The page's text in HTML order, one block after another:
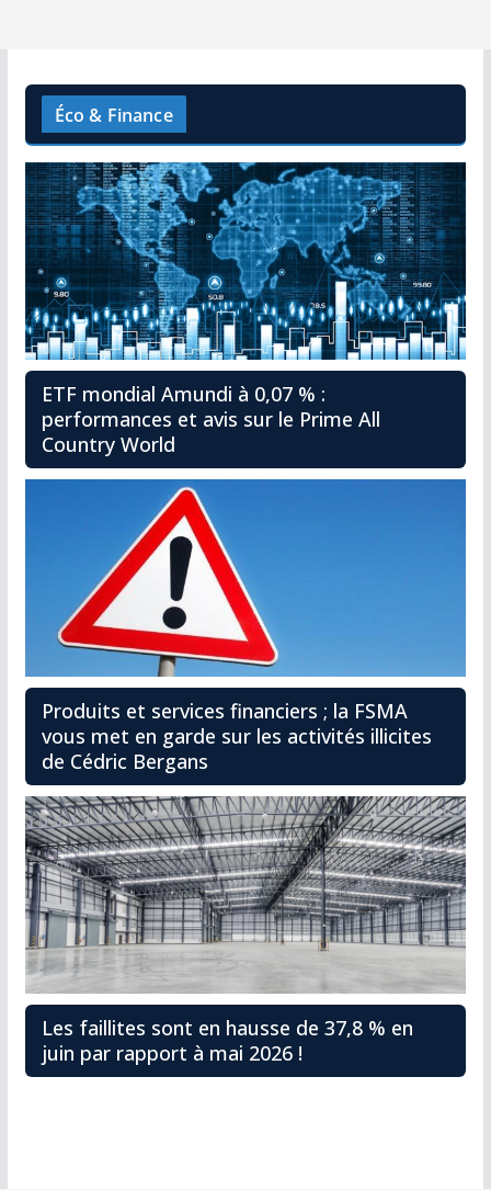
Éco & Finance
ETF mondial Amundi à 0,07 % :
performances et avis sur le Prime All
Country World
Produits et services financiers ; la FSMA
vous met en garde sur les activités illicites
de Cédric Bergans
Les faillites sont en hausse de 37,8 % en
juin par rapport à mai 2026 !